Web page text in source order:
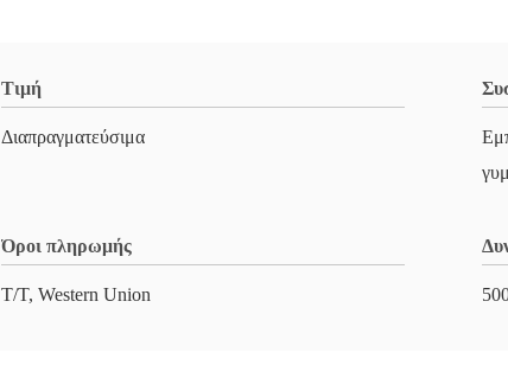
Τιμή
Διαπραγματεύσιμα
Όροι πληρωμής
T/T, Western Union